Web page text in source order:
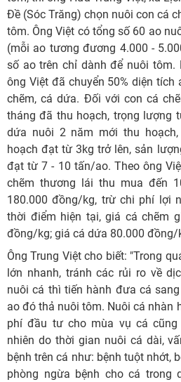
Đề (Sóc Trăng) chọn nuôi con cá
tôm. Ông Việt có tổng số 60 ao
(mỗi ao tương đương 4.000 -
số ao trên chỉ dành để nuôi tôm.
ông Việt đã chuyển 50% diện
chẽm, cá dứa. Đối với con cá
tháng đã thu hoạch, trọng lượng
dứa nuôi 2 năm mới thu
hoạch đạt từ 3kg trở lên, sản
đạt từ 7 - 10 tấn/ao. Theo ông
chẽm thương lái thu mua đến
180.000 đồng/kg, trừ chi phí lợi
thời điểm hiện tại, giá cá chẽm
đồng/kg; giá cá dứa 80.000 đồng/
Ông Trung Việt cho biết: "Trong
lớn nhanh, tránh các rủi ro về
nuôi cá thì tiến hành đưa cá
ao đó thả nuôi tôm. Nuôi cá nhàn
phí đầu tư cho mùa vụ cá
nhiên do thời gian nuôi cá dài,
bệnh trên cá như: bệnh tuột nhớt,
phòng ngừa bệnh cho cá trong